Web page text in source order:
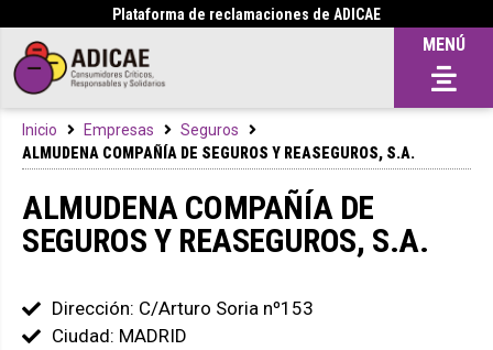
Plataforma de reclamaciones de ADICAE
MENÚ
Inicio Empresas
Seguros
ALMUDENA COMPAÑÍA DE SEGUROS Y REASEGUROS, S.A.
ALMUDENA COMPAÑÍA DE
SEGUROS Y REASEGUROS, S.A.
Dirección: C/Arturo Soria nº153
Ciudad: MADRID